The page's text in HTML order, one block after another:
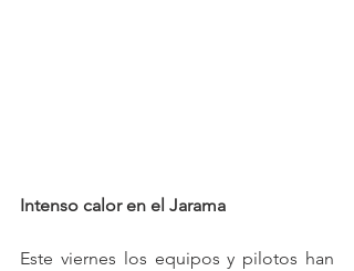
Intenso calor en el Jarama
Este viernes los equipos y pilotos han